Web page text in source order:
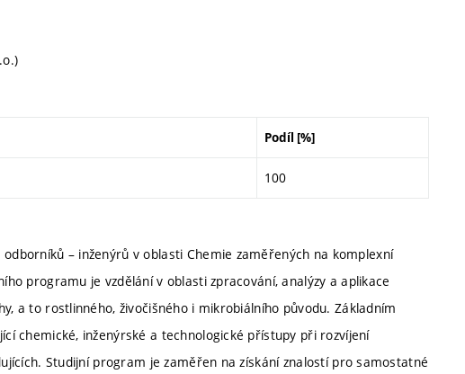
Podíl [%]
100
– inženýrů v oblasti Chemie zaměřených na komplexní
programu je vzdělání v oblasti zpracování, analýzy a aplikace
a to rostlinného, živočišného i mikrobiálního původu. Základním
chemické, inženýrské a technologické přístupy při rozvíjení
Studijní program je zaměřen na získání znalostí pro samostatné